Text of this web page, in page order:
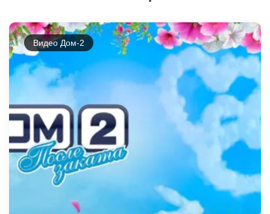
Видео Дом-2